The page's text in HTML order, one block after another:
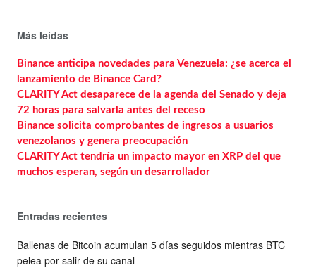
Más leídas
Binance anticipa novedades para Venezuela: ¿se acerca el
lanzamiento de Binance Card?
CLARITY Act desaparece de la agenda del Senado y deja
72 horas para salvarla antes del receso
Binance solicita comprobantes de ingresos a usuarios
venezolanos y genera preocupación
CLARITY Act tendría un impacto mayor en XRP del que
muchos esperan, según un desarrollador
Entradas recientes
Ballenas de Bitcoin acumulan 5 días seguidos mientras BTC
pelea por salir de su canal